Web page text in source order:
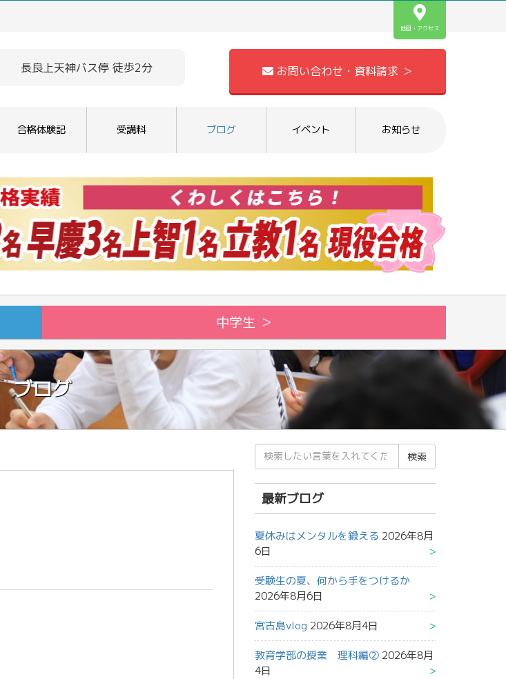
地図・アクセス
長良上天神バス停 徒歩2分 お問い合わせ・資料請求 ＞
合格体験記 受講料 ブログ イベント お知らせ
中学生 ＞
ブログ
検
索
結
果:
最新ブログ
夏休みはメンタルを鍛える 2026年8月
6日
受験生の夏、何から手をつけるか
2026年8月6日
宮古島vlog 2026年8月4日
教育学部の授業 理科編② 2026年8月
4日